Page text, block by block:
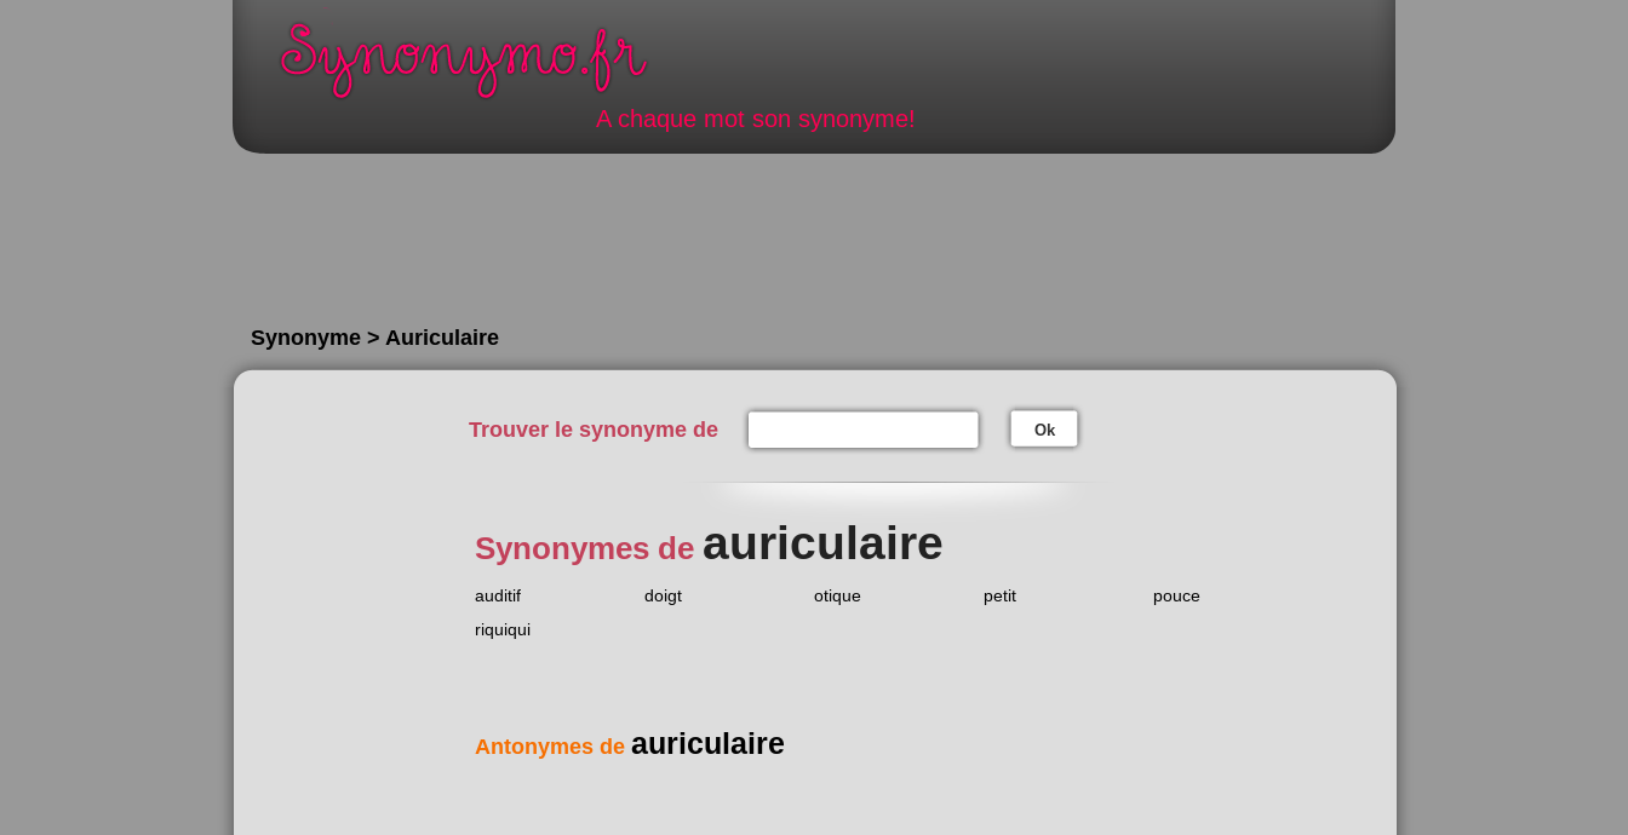
A chaque mot son synonyme!
Synonyme > Auriculaire
Trouver le synonyme de Ok
Synonymes de auriculaire
auditif doigt otique petit
pouce
riquiqui
Antonymes de auriculaire